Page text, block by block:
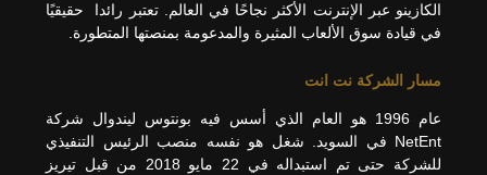
الكازينو عبر الإنترنت الأكثر نجاحًا في العالم. تعتبر رائدا حقيقيًا
في قيادة سوق الألعاب المثيرة والمدعومة بمنصتها المتطورة.
مسار الشركة نت انت
عام 1996 هو العام الذي أسس فيه بونتوس ليندوال شركة
NetEnt في السويد. شغل هو نفسه منصب الرئيس التنفيذي
للشركة حتى تم استبداله في 22 مايو 2018 من قبل تيريز